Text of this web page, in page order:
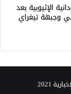
الإثيوبية بعد
وجبهة تيغراي
2021